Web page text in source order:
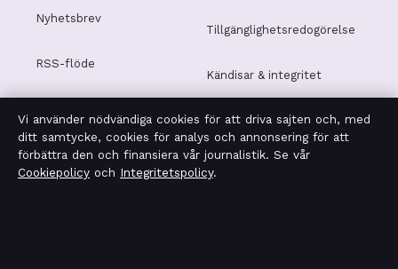
Nyhetsbrev
RSS-flöde
Tillgänglighetsredogörelse
Kändisar & integritet
Integritetspolicy
Vi använder nödvändiga cookies för att driva sajten och, med
ditt samtycke, cookies för analys och annonsering för att
förbättra den och finansiera vår journalistik. Se vår
Cookiepolicy och Integritetspolicy.